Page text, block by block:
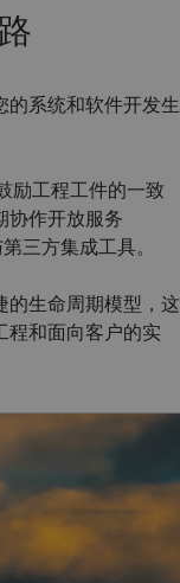
的系统和软件开发生
励工程工件的一致
协作开放服务
三方集成工具。
的生命周期模型，这
程和面向客户的实